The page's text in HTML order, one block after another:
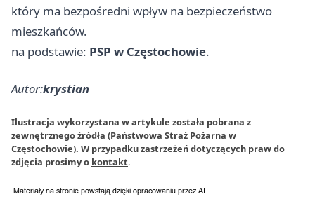
który ma bezpośredni wpływ na bezpieczeństwo
mieszkańców.
na podstawie: PSP w Częstochowie.
Autor:krystian
Ilustracja wykorzystana w artykule została pobrana z
zewnętrznego źródła (Państwowa Straż Pożarna w
Częstochowie). W przypadku zastrzeżeń dotyczących praw do
zdjęcia prosimy o kontakt.